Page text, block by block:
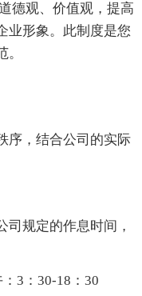
德观、价值观，提高
业形象。此制度是您
序，结合公司的实际
司规定的作息时间，
3：30-18：30